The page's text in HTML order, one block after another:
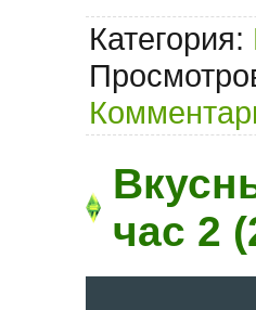
Категория:
час 2